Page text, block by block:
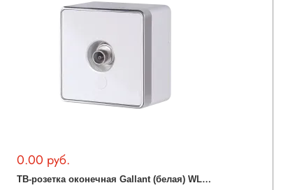
0.00 руб.
Т
В-розетка оконечная Gallant (белая) WL15-21-01